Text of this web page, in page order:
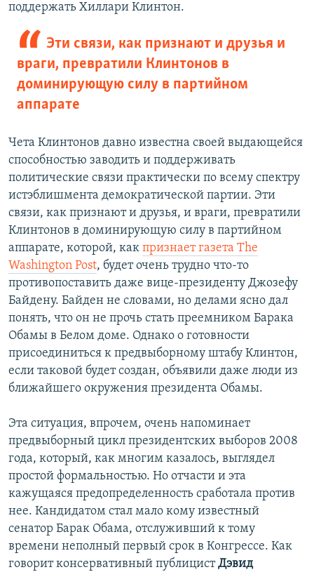
поддержать Хиллари Клинтон.
Эти связи, как признают и друзья и
враги, превратили Клинтонов в
доминирующую силу в партийном
аппарате
Чета Клинтонов давно известна своей выдающейся
способностью заводить и поддерживать
политические связи практически по всему спектру
истэблишмента демократической партии. Эти
связи, как признают и друзья, и враги, превратили
Клинтонов в доминирующую силу в партийном
аппарате, которой, как признает газета The
Washington Post, будет очень трудно что-то
противопоставить даже вице-президенту Джозефу
Байдену. Байден не словами, но делами ясно дал
понять, что он не прочь стать преемником Барака
Обамы в Белом доме. Однако о готовности
присоединиться к предвыборному штабу Клинтон,
если таковой будет создан, объявили даже люди из
ближайшего окружения президента Обамы.
Эта ситуация, впрочем, очень напоминает
предвыборный цикл президентских выборов 2008
года, который, как многим казалось, выглядел
простой формальностью. Но отчасти и эта
кажущаяся предопределенность сработала против
нее. Кандидатом стал мало кому известный
сенатор Барак Обама, отслуживший к тому
времени неполный первый срок в Конгрессе. Как
говорит консервативный публицистДэвид